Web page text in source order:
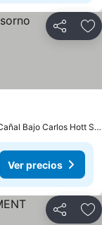
Compartir
a 7.0 km de: Aeropuerto Cañal Bajo Carlos Hott Siebert
Ver precios
Compartir